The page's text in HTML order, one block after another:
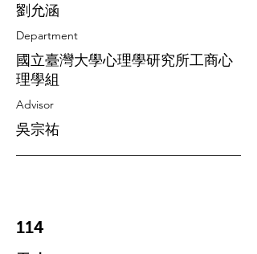
劉允涵
Department
國立臺灣大學心理學研究所工商心
理學組
Advisor
吳宗祐
114